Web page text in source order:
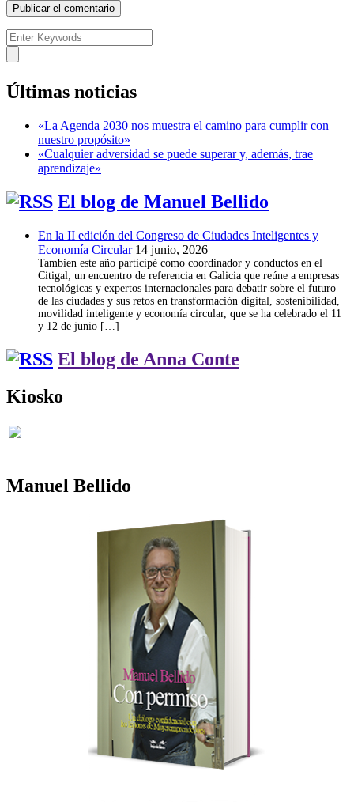
Últimas noticias
«La Agenda 2030 nos muestra el camino para cumplir con
nuestro propósito»
«Cualquier adversidad se puede superar y, además, trae
aprendizaje»
El blog de Manuel Bellido
En la II edición del Congreso de Ciudades Inteligentes y
Economía Circular 14 junio, 2026
Tambien este año participé como coordinador y conductos en el
Citigal; un encuentro de referencia en Galicia que reúne a empresas
tecnológicas y expertos internacionales para debatir sobre el futuro
de las ciudades y sus retos en transformación digital, sostenibilidad,
movilidad inteligente y economía circular, que se ha celebrado el 11
y 12 de junio […]
El blog de Anna Conte
Kiosko
Manuel Bellido